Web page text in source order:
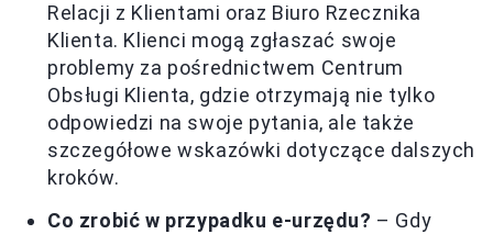
Relacji z Klientami oraz Biuro Rzecznika
Klienta. Klienci mogą zgłaszać swoje
problemy za pośrednictwem Centrum
Obsługi Klienta, gdzie otrzymają nie tylko
odpowiedzi na swoje pytania, ale także
szczegółowe wskazówki dotyczące dalszych
kroków.
Co zrobić w przypadku e-urzędu? – Gdy